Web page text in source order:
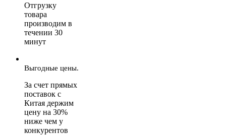
Отгрузку
товара
производим в
течении 30
минут
Выгодные цены.
За счет прямых
поставок с
Китая держим
цену на 30%
ниже чем у
конкурентов